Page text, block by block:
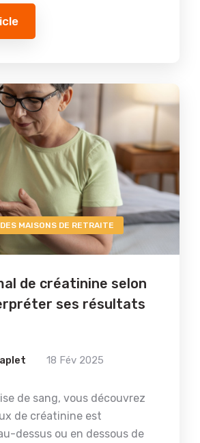
MAISONS DE RETRAITE
de créatinine selon
ses résultats
18 Fév 2025
de sang, vous découvrez
de créatinine est
dessus ou en dessous de